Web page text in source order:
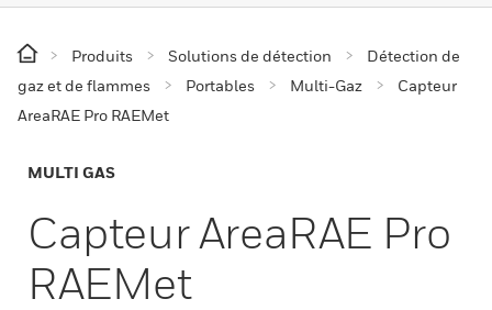
Produits Solutions de détection
Détection de
gaz et de flammes
Portables Multi-Gaz
Capteur
AreaRAE Pro RAEMet
MULTI GAS
Capteur AreaRAE Pro
RAEMet